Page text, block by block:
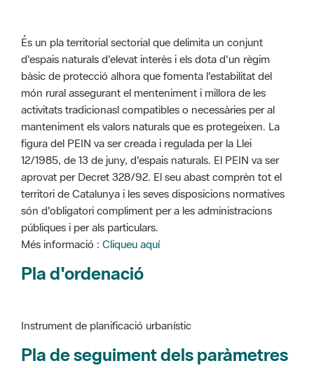
món rural assegurant el menteniment i millora de les
activitats tradicionasl compatibles o necessàries per al
manteniment els valors naturals que es protegeixen. La
figura del PEIN va ser creada i regulada per la Llei
12/1985, de 13 de juny, d'espais naturals. El PEIN va ser
aprovat per Decret 328/92. El seu abast comprèn tot el
territori de Catalunya i les seves disposicions normatives
són d'obligatori compliment per a les administracions
públiques i per als particulars.
Més informació :Cliqueu aquí
Pla d'ordenació
Instrument de planificació urbanístic
ecològics